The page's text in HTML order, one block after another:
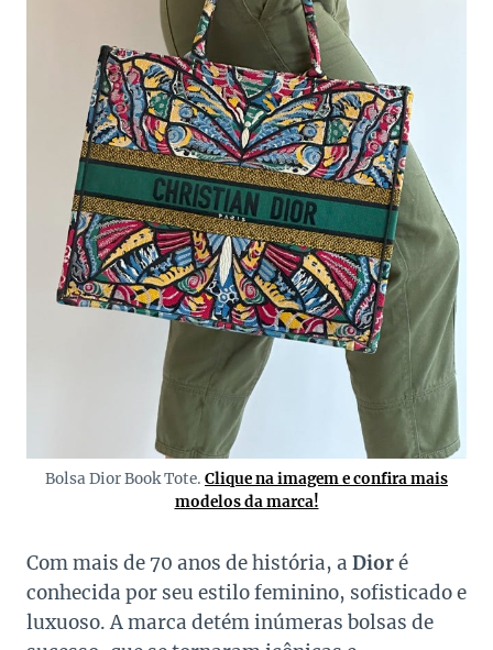
Bolsa Dior Book Tote. Clique na imagem e confira mais
modelos da marca!
Com mais de 70 anos de história, a Dioré
conhecida por seu estilo feminino, sofisticado e
luxuoso. A marca detém inúmeras bolsas de